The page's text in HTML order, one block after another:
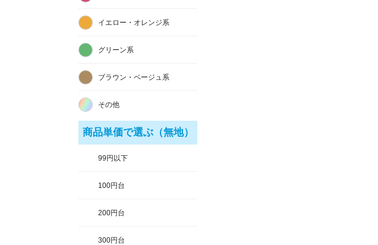
イエロー・オレンジ系
グリーン系
ブラウン・ベージュ系
その他
商品単価で選ぶ（無地）
99円以下
100円台
200円台
300円台